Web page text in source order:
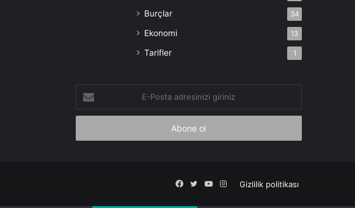
Burçlar 34
Ekonomi 13
Tarifler 1
Posta
adresinizi
Gizlilik politikası
Facebook
X YouTube
Instagram